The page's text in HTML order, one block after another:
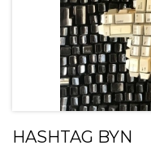
HASHTAG BYN